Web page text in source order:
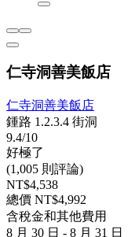
仁寺洞善美飯店
仁寺洞善美飯店
鍾路 1.2.3.4 街洞
9.4/10
好極了
(1,005 則評論)
NT$4,538
總價 NT$4,992
含稅金和其他費用
8 月 30 日 - 8 月 31 日